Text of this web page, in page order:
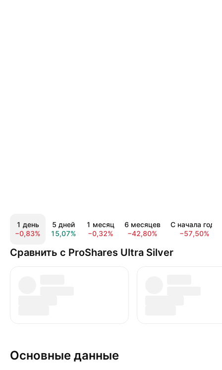
1 день
−0,83%
5 дней
15,07%
1 месяц
−0,32%
6 месяцев
−42,80%
С начала года
−57,50%
Сравнить с ProShares Ultra Silver
Основные данные